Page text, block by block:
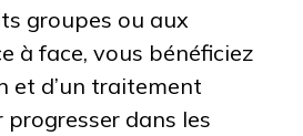
groupes ou aux
à face, vous bénéficiez
et d’un traitement
dans les